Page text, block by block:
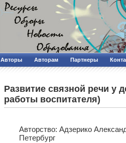
Авторы Авторам Партнеры
Развитие связной речи у
работы воспитателя)
Авторcтво: Адзерико
Петербург